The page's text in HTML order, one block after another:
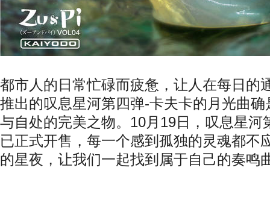
都市人的日常忙碌而疲惫，让人在每日的
推出的叹息星河第四弹-卡夫卡的月光曲
与自处的完美之物。 10月 19日，叹息星河
已正式开售，每一个感到孤独的灵魂都不
的星夜，让我们一起找到属于自己的奏鸣